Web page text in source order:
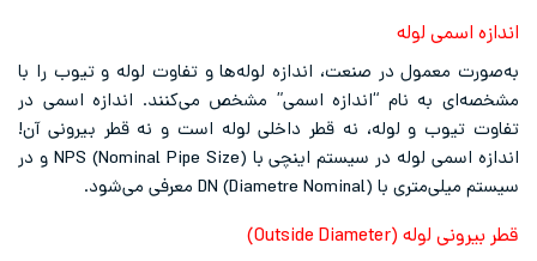
اندازه اسمی لوله
به‌صورت معمول در صنعت، اندازه لوله‌ها و تفاوت لوله و تیوب را با
مشخصه‌ای به نام “اندازه اسمی” مشخص می‌کنند. اندازه اسمی در
تفاوت تیوب و لوله، نه قطر داخلی لوله است و نه قطر بیرونی آن!
اندازه اسمی لوله در سیستم اینچی با NPS (Nominal Pipe Size) و در
سیستم میلی‌متری با DN (Diametre Nominal) معرفی می‌شود.
قطر بیرونی لوله (Outside Diameter)